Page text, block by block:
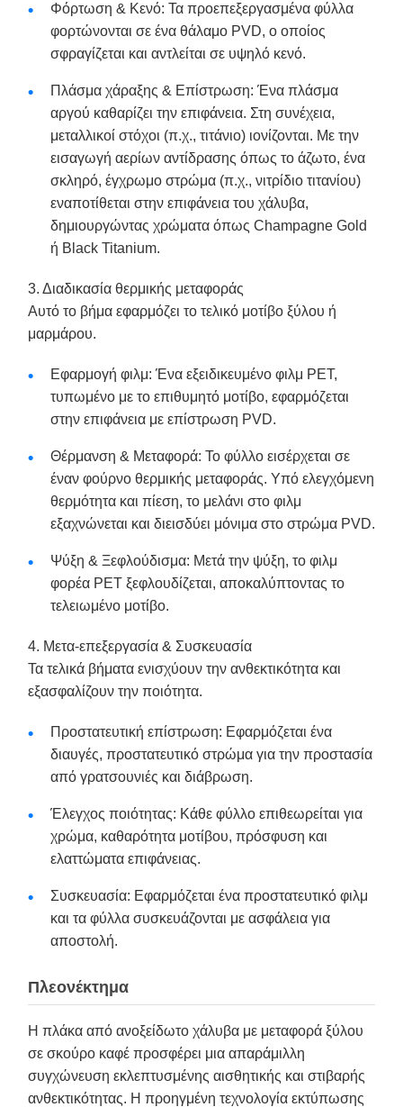
Φόρτωση & Κενό: Τα προεπεξεργασμένα φύλλα
φορτώνονται σε ένα θάλαμο PVD, ο οποίος
σφραγίζεται και αντλείται σε υψηλό κενό.
Πλάσμα χάραξης & Επίστρωση: Ένα πλάσμα
αργού καθαρίζει την επιφάνεια. Στη συνέχεια,
μεταλλικοί στόχοι (π.χ., τιτάνιο) ιονίζονται. Με την
εισαγωγή αερίων αντίδρασης όπως το άζωτο, ένα
σκληρό, έγχρωμο στρώμα (π.χ., νιτρίδιο τιτανίου)
εναποτίθεται στην επιφάνεια του χάλυβα,
δημιουργώντας χρώματα όπως Champagne Gold
ή Black Titanium.
3. Διαδικασία θερμικής μεταφοράς
Αυτό το βήμα εφαρμόζει το τελικό μοτίβο ξύλου ή
μαρμάρου.
Εφαρμογή φιλμ: Ένα εξειδικευμένο φιλμ PET,
τυπωμένο με το επιθυμητό μοτίβο, εφαρμόζεται
στην επιφάνεια με επίστρωση PVD.
Θέρμανση & Μεταφορά: Το φύλλο εισέρχεται σε
έναν φούρνο θερμικής μεταφοράς. Υπό ελεγχόμενη
θερμότητα και πίεση, το μελάνι στο φιλμ
εξαχνώνεται και διεισδύει μόνιμα στο στρώμα PVD.
Ψύξη & Ξεφλούδισμα: Μετά την ψύξη, το φιλμ
φορέα PET ξεφλουδίζεται, αποκαλύπτοντας το
τελειωμένο μοτίβο.
4. Μετα-επεξεργασία & Συσκευασία
Τα τελικά βήματα ενισχύουν την ανθεκτικότητα και
εξασφαλίζουν την ποιότητα.
Προστατευτική επίστρωση: Εφαρμόζεται ένα
διαυγές, προστατευτικό στρώμα για την προστασία
από γρατσουνιές και διάβρωση.
Έλεγχος ποιότητας: Κάθε φύλλο επιθεωρείται για
χρώμα, καθαρότητα μοτίβου, πρόσφυση και
ελαττώματα επιφάνειας.
Συσκευασία: Εφαρμόζεται ένα προστατευτικό φιλμ
και τα φύλλα συσκευάζονται με ασφάλεια για
αποστολή.
Πλεονέκτημα
Η πλάκα από ανοξείδωτο χάλυβα με μεταφορά ξύλου
σε σκούρο καφέ προσφέρει μια απαράμιλλη
συγχώνευση εκλεπτυσμένης αισθητικής και στιβαρής
ανθεκτικότητας. Η προηγμένη τεχνολογία εκτύπωσης